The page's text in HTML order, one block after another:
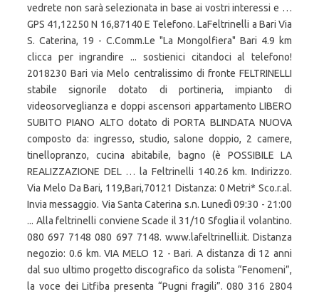
vedrete non sarà selezionata in base ai vostri interessi e …
GPS 41,12250 N 16,87140 E Telefono. LaFeltrinelli a Bari Via
S. Caterina, 19 - C.Comm.Le "La Mongolfiera" Bari 4.9 km
clicca per ingrandire ... sostienici citandoci al telefono!
2018230 Bari via Melo centralissimo di fronte FELTRINELLI
stabile signorile dotato di portineria, impianto di
videosorveglianza e doppi ascensori appartamento LIBERO
SUBITO PIANO ALTO dotato di PORTA BLINDATA NUOVA
composto da: ingresso, studio, salone doppio, 2 camere,
tinellopranzo, cucina abitabile, bagno (è POSSIBILE LA
REALIZZAZIONE DEL … la Feltrinelli 140.26 km. Indirizzo.
Via Melo Da Bari, 119,Bari,70121 Distanza: 0 Metri* Sco.r.al.
Invia messaggio. Via Santa Caterina s.n. Lunedì 09:30 - 21:00
... Alla feltrinelli conviene Scade il 31/10 Sfoglia il volantino.
080 697 7148 080 697 7148. www.lafeltrinelli.it. Distanza
negozio: 0.6 km. VIA MELO 12 - Bari. A distanza di 12 anni
dal suo ultimo progetto discografico da solista “Fenomeni”,
la voce dei Litfiba presenta “Pugni fragili”. 080 316 2804